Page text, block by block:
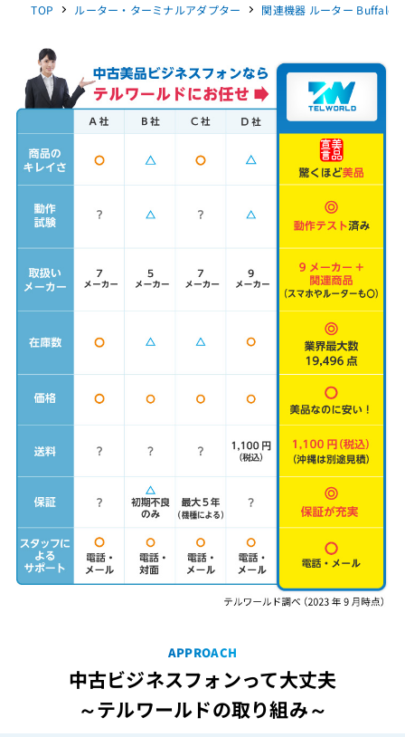
TOP ルーター・ターミナルアダプター 関連機器 ルーター Buffalo
APPROACH
中古ビジネスフォンって大丈夫
～テルワールドの取り組み～